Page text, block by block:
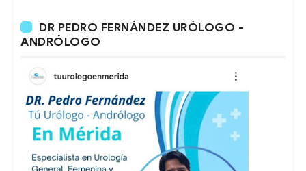
DR PEDRO FERNÁNDEZ URÓLOGO -
ANDRÓLOGO